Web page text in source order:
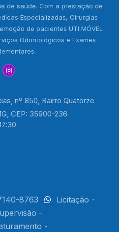
de saúde. Com a prestação de
Especializadas, Cirurgias
de pacientes UTI MÓVEL
Odontológicos e Exames
nº 850, Bairro Quatorze
CEP: 35900-236
8763
Licitação -
-
-